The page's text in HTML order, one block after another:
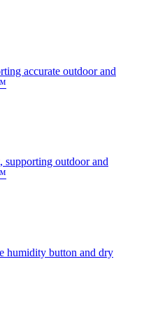
accurate outdoor and
outdoor and
humidity button and dry